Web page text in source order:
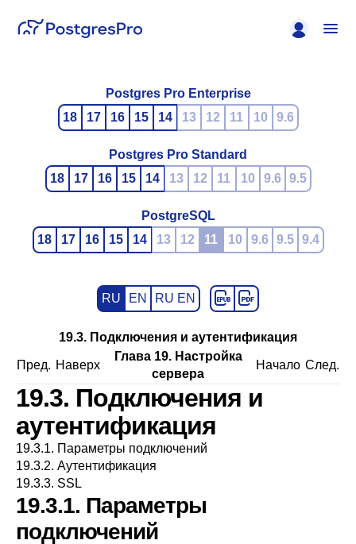
Postgres Pro Enterprise
18
17 16 15 14 13 12 11 10 9.6
Postgres Pro Standard
18
17 16 15 14 13 12 11 10 9.6 9.5
PostgreSQL
18
17 16 15 14 13 12 11 10 9.6 9.5 9.4
RU EN RU EN
19.3. Подключения и аутентификация
Пред. Наверх
Глава 19. Настройка
сервера
Начало След.
19.3. Подключения и
аутентификация
19.3.1. Параметры подключений
19.3.2. Аутентификация
19.3.3. SSL
19.3.1. Параметры
подключений